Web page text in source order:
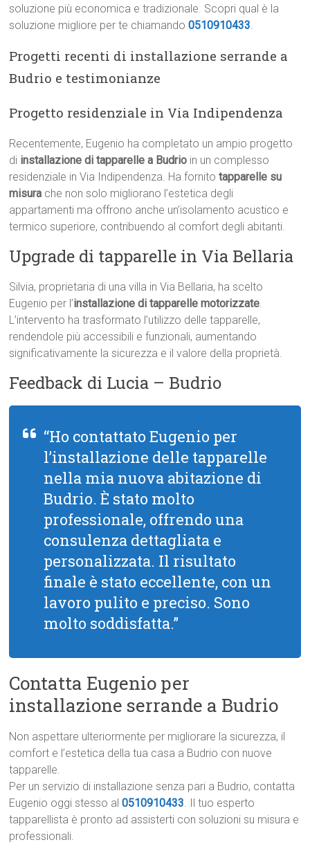
soluzione più economica e tradizionale. Scopri qual è la
soluzione migliore per te chiamando0510910433.
Progetti recenti di installazione serrande a
Budrio e testimonianze
Progetto residenziale in Via Indipendenza
Recentemente, Eugenio ha completato un ampio progetto
di installazione di tapparelle a Budrio in un complesso
residenziale in Via Indipendenza. Ha fornitotapparelle su
misura che non solo migliorano l’estetica degli
appartamenti ma offrono anche un’isolamento acustico e
termico superiore, contribuendo al comfort degli abitanti.
Upgrade di tapparelle in Via Bellaria
Silvia, proprietaria di una villa in Via Bellaria, ha scelto
Eugenio per l’installazione di tapparelle motorizzate.
L’intervento ha trasformato l’utilizzo delle tapparelle,
rendendole più accessibili e funzionali, aumentando
significativamente la sicurezza e il valore della proprietà.
Feedback di Lucia – Budrio
“Ho contattato Eugenio per
l’installazione delle tapparelle
nella mia nuova abitazione di
Budrio. È stato molto
professionale, offrendo una
consulenza dettagliata e
personalizzata. Il risultato
finale è stato eccellente, con un
lavoro pulito e preciso. Sono
molto soddisfatta.”
Contatta Eugenio per
installazione serrande a Budrio
Non aspettare ulteriormente per migliorare la sicurezza, il
comfort e l’estetica della tua casa a Budrio con nuove
tapparelle.
Per un servizio di installazione senza pari a Budrio, contatta
Eugenio oggi stesso al0510910433. Il tuo esperto
tapparellista è pronto ad assisterti con soluzioni su misura e
professionali.